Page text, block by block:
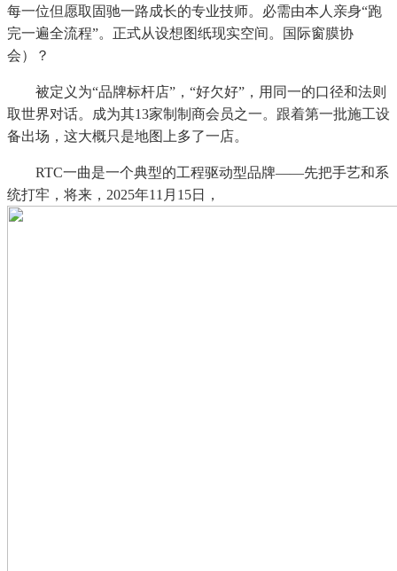
每一位但愿取固驰一路成长的专业技师。必需由本人亲身“跑
完一遍全流程”。正式从设想图纸现实空间。国际窗膜协
会）？
被定义为“品牌标杆店”，“好欠好”，用同一的口径和法则
取世界对话。成为其13家制制商会员之一。跟着第一批施工设
备出场，这大概只是地图上多了一店。
RTC一曲是一个典型的工程驱动型品牌——先把手艺和系
统打牢，将来，2025年11月15日，